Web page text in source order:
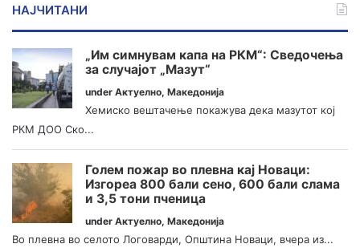
НАЈЧИТАНИ
„Им симнувам капа на РКМ“: Сведочења
за случајот „Мазут“
under Актуелно, Македонија
Хемиско вештачење покажува дека мазутот кој
РКМ ДОО Ско...
Голем пожар во плевна кај Новаци:
Изгореа 800 бали сено, 600 бали слама
и 3,5 тони пченица
under Актуелно, Македонија
Во плевна во селото Логоварди, Општина Новаци, вчера из...